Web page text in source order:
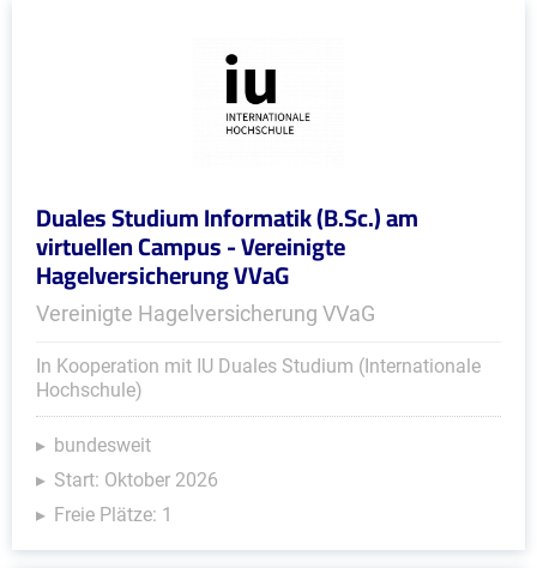
Duales Studium Informatik (B.Sc.) am
virtuellen Campus - Vereinigte
Hagelversicherung VVaG
Vereinigte Hagelversicherung VVaG
In Kooperation mit IU Duales Studium (Internationale
Hochschule)
bundesweit
Start: Oktober 2026
Freie Plätze: 1